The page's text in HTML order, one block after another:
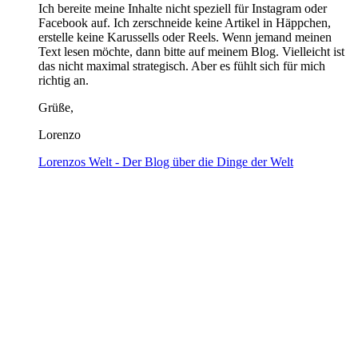
Ich bereite meine Inhalte nicht speziell für Instagram oder
Facebook auf. Ich zerschneide keine Artikel in Häppchen,
erstelle keine Karussells oder Reels. Wenn jemand meinen
Text lesen möchte, dann bitte auf meinem Blog. Vielleicht ist
das nicht maximal strategisch. Aber es fühlt sich für mich
richtig an.
Grüße,
Lorenzo
Lorenzos Welt - Der Blog über die Dinge der Welt